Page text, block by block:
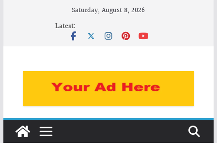
Saturday, August 8, 2026
Latest: